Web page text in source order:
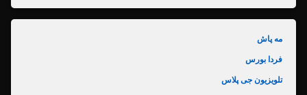
مه پاش
فردا بورس
تلویزیون جی پلاس